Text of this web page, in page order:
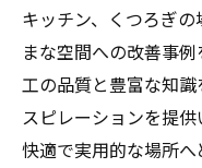
キッチン、くつろぎ
まな空間への改善事
工の品質と豊富な知
スピレーションを提供
快適で実用的な場所